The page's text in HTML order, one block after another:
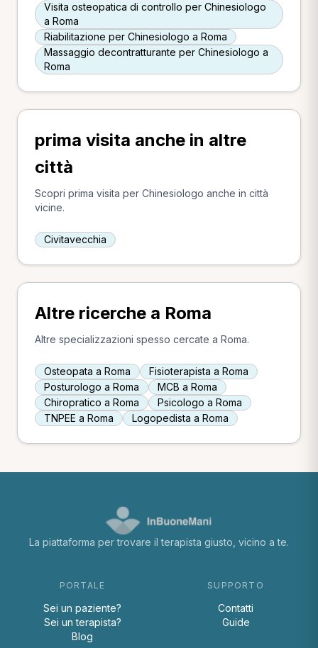
Visita osteopatica di controllo per Chinesiologo
a Roma
Riabilitazione per Chinesiologo a Roma
Massaggio decontratturante per Chinesiologo a
Roma
prima visita anche in altre
città
Scopri prima visita per Chinesiologo anche in città
vicine.
Civitavecchia
Altre ricerche a Roma
Altre specializzazioni spesso cercate a Roma.
Osteopata a Roma
Fisioterapista a Roma
Posturologo a Roma
MCB a Roma
Chiropratico a Roma
Psicologo a Roma
TNPEE a Roma
Logopedista a Roma
La piattaforma per trovare il terapista giusto, vicino a te.
PORTALE
Sei un paziente?
Sei un terapista?
Blog
SUPPORTO
Contatti
Guide